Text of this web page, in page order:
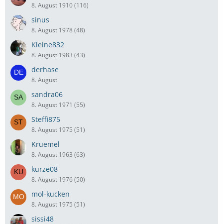
8. August 1910 (116)
sinus
8. August 1978 (48)
Kleine832
8. August 1983 (43)
derhase
8. August
sandra06
8. August 1971 (55)
Steffi875
8. August 1975 (51)
Kruemel
8. August 1963 (63)
kurze08
8. August 1976 (50)
mol-kucken
8. August 1975 (51)
sissi48